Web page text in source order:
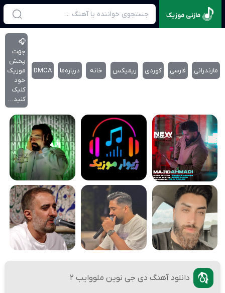
مازنی موزیک
مازندرانی فارسی کوردی ریمیکس خانه درباره‌‌ما DMCA
🎧
جهت
پخش
موزیک
خود
کلیک
کنید…
دانلود آهنگ دی جی نوین ملووایب 2